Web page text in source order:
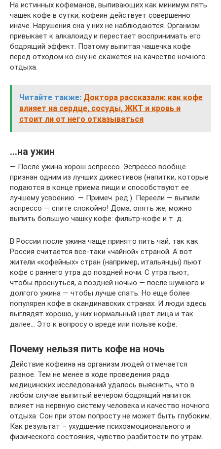
На истинных кофеманов, выпивающих как минимум пять
чашек кофе в сутки, кофеин действует совершенно
иначе. Нарушения сна у них не наблюдаются. Организм
привыкает к алкалоиду и перестает воспринимать его
бодрящий эффект. Поэтому выпитая чашечка кофе
перед отходом ко сну не скажется на качестве ночного
отдыха.
Читайте также: Доктора рассказали: как кофе
влияет на сердце, сосуды, ЖКТ и кровь и
стоит ли от него отказываться
…на ужин
— После ужина хорош эспрессо. Эспрессо вообще
признан одним из лучших дижестивов (напитки, которые
подаются в конце приема пищи и способствуют ее
лучшему усвоению. — Примеч. ред.). Переели — выпили
эспрессо — спите спокойно! Дома, опять же, можно
выпить большую чашку кофе: фильтр-кофе и т. д.
В России после ужина чаще принято пить чай, так как
Россия считается все-таки «чайной» страной. А вот
жители «кофейных» стран (например, итальянцы) пьют
кофе с раннего утра до поздней ночи. С утра пьют,
чтобы проснуться, а поздней ночью — после шумного и
долгого ужина — чтобы лучше спать. Но еще более
популярен кофе в скандинавских странах. И люди здесь
выглядят хорошо, у них нормальный цвет лица и так
далее… Это к вопросу о вреде или пользе кофе.
Почему нельзя пить кофе на ночь
Действие кофеина на организм людей отмечается
разное. Тем не менее в ходе проведения ряда
медицинских исследований удалось выяснить, что в
любом случае выпитый вечером бодрящий напиток
влияет на нервную систему человека и качество ночного
отдыха. Сон при этом попросту не может быть глубоким.
Как результат – ухудшение психоэмоционального и
физического состояния, чувство разбитости по утрам.